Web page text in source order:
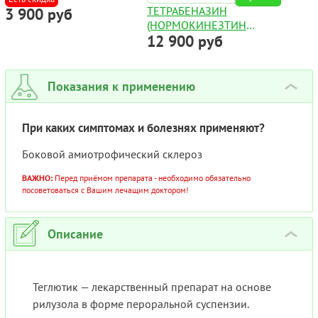
3 900 руб
ТЕТРАБЕНАЗИН
(НОРМОКИНЕЗТИН
ПОЛНЫЙ АНАЛОГ) 25МГ
REVOCON ТАБЛЕТКИ
№100
12 900 руб
Показания к применению ›
При каких симптомах и болезнях применяют?
Боковой амиотрофический склероз
ВАЖНО: Перед приёмом препарата - необходимо обязательно
посоветоваться с Вашим лечащим доктором!
Описание ›
Теглютик — лекарственный препарат на основе
рилузола в форме пероральной суспензии.